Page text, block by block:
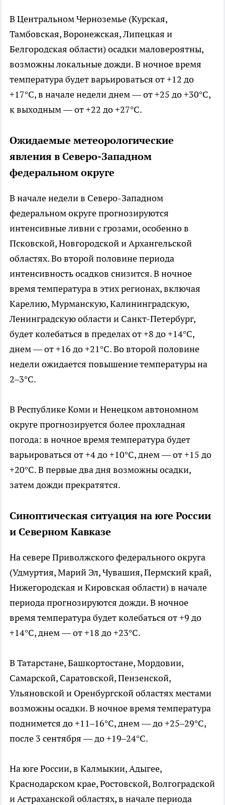
В Центральном Черноземье (Курская,
Тамбовская, Воронежская, Липецкая и
Белгородская области) осадки маловероятны,
возможны локальные дожди. В ночное время
температура будет варьироваться от +12 до
+17°C, в начале недели днем — от +25 до +30°C,
к выходным — от +22 до +27°C.
Ожидаемые метеорологические
явления в Северо-Западном
федеральном округе
В начале недели в Северо-Западном
федеральном округе прогнозируются
интенсивные ливни с грозами, особенно в
Псковской, Новгородской и Архангельской
областях. Во второй половине периода
интенсивность осадков снизится. В ночное
время температура в этих регионах, включая
Карелию, Мурманскую, Калининградскую,
Ленинградскую области и Санкт-Петербург,
будет колебаться в пределах от +8 до +14°C,
днем — от +16 до +21°C. Во второй половине
недели ожидается повышение температуры на
2–3°C.
В Республике Коми и Ненецком автономном
округе прогнозируется более прохладная
погода: в ночное время температура будет
варьироваться от +4 до +10°C, днем — от +15 до
+20°C. В первые два дня возможны осадки,
затем дожди прекратятся.
Синоптическая ситуация на юге России
и Северном Кавказе
На севере Приволжского федерального округа
(Удмуртия, Марий Эл, Чувашия, Пермский край,
Нижегородская и Кировская области) в начале
периода прогнозируются дожди. В ночное
время температура будет колебаться от +9 до
+14°C, днем — от +18 до +23°C.
В Татарстане, Башкортостане, Мордовии,
Самарской, Саратовской, Пензенской,
Ульяновской и Оренбургской областях местами
возможны осадки. В ночное время температура
поднимется до +11–16°C, днем — до +25–29°C,
после 3 сентября — до +19–24°C.
На юге России, в Калмыкии, Адыгее,
Краснодарском крае, Ростовской, Волгоградской
и Астраханской областях, в начале периода